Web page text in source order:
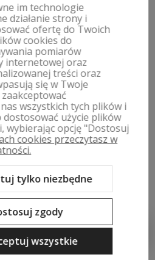
Szablon Shoper Modern 3.0™
im technologie
działanie strony i
ofertę do Twoich
cookies do
pomiarów
internetowej oraz
treści oraz
się w Twoje
wszystkich tych plików i
użycie plików
wybierając opcję "Dostosuj
cookies przeczytasz w
tylko niezbędne
zgody
wszystkie